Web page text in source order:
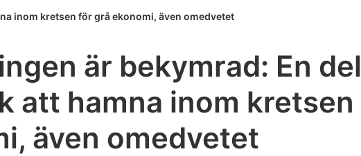
inom kretsen för grå ekonomi, även omedvetet
är bekymrad: En del
att hamna inom kretsen
även omedvetet